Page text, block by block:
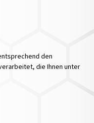
den
die Ihnen unter